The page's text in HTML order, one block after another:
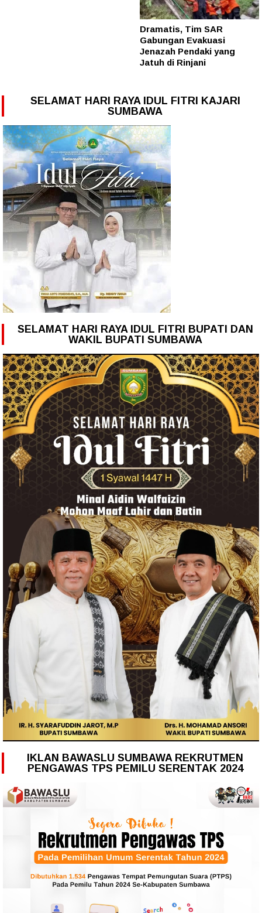
Dramatis, Tim SAR
Gabungan Evakuasi
Jenazah Pendaki yang
Jatuh di Rinjani
SELAMAT HARI RAYA IDUL FITRI KAJARI
SUMBAWA
SELAMAT HARI RAYA IDUL FITRI BUPATI DAN
WAKIL BUPATI SUMBAWA
IKLAN BAWASLU SUMBAWA REKRUTMEN
PENGAWAS TPS PEMILU SERENTAK 2024